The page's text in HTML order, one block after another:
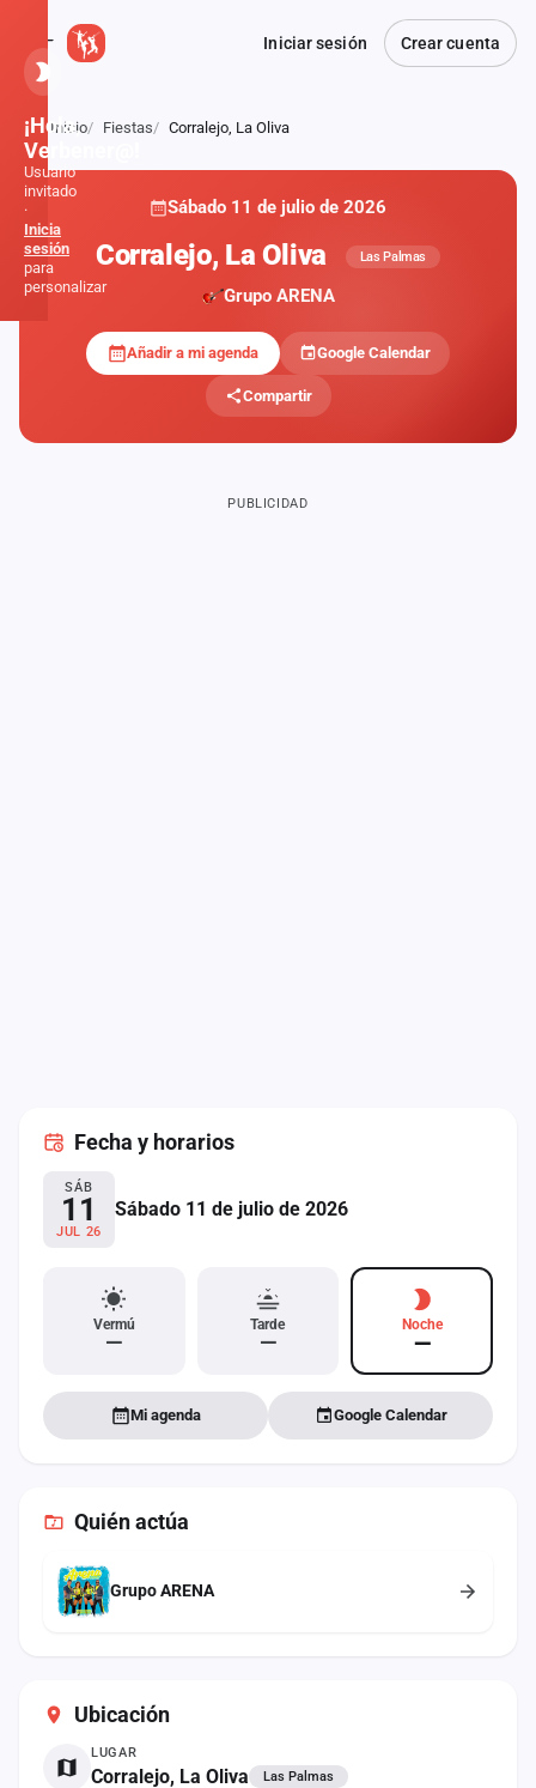
Iniciar sesión Crear cuenta
Atrás
Inicio Fiestas Corralejo, La Oliva
Sábado 11 de julio de 2026
Corralejo, La Oliva Las Palmas
Grupo ARENA
Añadir a mi agenda Google Calendar
Compartir
Ubicación
LUGAR
Corralejo, La Oliva Las Palmas
PUBLICIDAD
Fecha y horarios
SÁB
11
JUL 26
Sábado 11 de julio de 2026
Vermú
—
Tarde
—
Noche
—
Mi agenda Google Calendar
Quién actúa
Grupo ARENA
¡Hola,
Verbener@!
Usuario
invitado
·
Inicia
sesión
para
personalizar
Administración
Contacto